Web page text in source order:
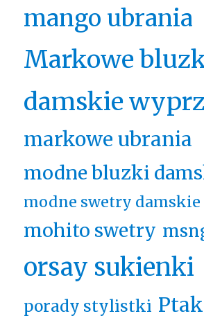
mango ubrania
Markowe
damskie
markowe ubrania
modne bluzki
modne swetry damskie
mohito swetry
orsay sukienki
porady stylistki